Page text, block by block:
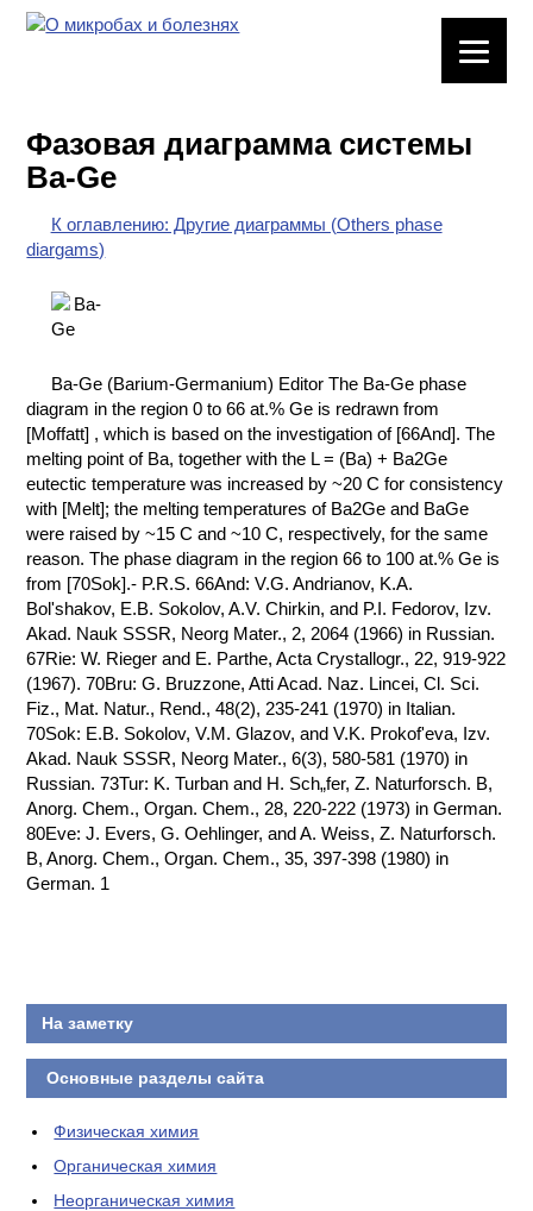
ХИМИЧЕСКАЯ
ПОСУДА
ВРЕДНЫЕ
ФАКТОРЫ
ХИМИЯ НА
ПРОИЗВОДСТВЕ
И ХИМИЧЕСКАЯ
ТЕХНОЛОГИЯ
КОНТАКТЫ
Фазовая диаграмма системы
Ba-Ge
К оглавлению: Другие диаграммы (Others phase
diargams)
Ba-Ge (Barium-Germanium) Editor The Ba-Ge phase
diagram in the region 0 to 66 at.% Ge is redrawn from
[Moffatt] , which is based on the investigation of [66And]. The
melting point of Ba, together with the L = (Ba) + Ba2Ge
eutectic temperature was increased by ~20 C for consistency
with [Melt]; the melting temperatures of Ba2Ge and BaGe
were raised by ~15 C and ~10 C, respectively, for the same
reason. The phase diagram in the region 66 to 100 at.% Ge is
from [70Sok].- P.R.S. 66And: V.G. Andrianov, K.A.
Bol'shakov, E.B. Sokolov, A.V. Chirkin, and P.I. Fedorov, Izv.
Akad. Nauk SSSR, Neorg Mater., 2, 2064 (1966) in Russian.
67Rie: W. Rieger and E. Parthe, Acta Crystallogr., 22, 919-922
(1967). 70Bru: G. Bruzzone, Atti Acad. Naz. Lincei, Cl. Sci.
Fiz., Mat. Natur., Rend., 48(2), 235-241 (1970) in Italian.
70Sok: E.B. Sokolov, V.M. Glazov, and V.K. Prokof'eva, Izv.
Akad. Nauk SSSR, Neorg Mater., 6(3), 580-581 (1970) in
Russian. 73Tur: K. Turban and H. Sch„fer, Z. Naturforsch. B,
Anorg. Chem., Organ. Chem., 28, 220-222 (1973) in German.
80Eve: J. Evers, G. Oehlinger, and A. Weiss, Z. Naturforsch.
B, Anorg. Chem., Organ. Chem., 35, 397-398 (1980) in
German. 1
На заметку
Основные разделы сайта
Физическая химия
Органическая химия
Неорганическая химия